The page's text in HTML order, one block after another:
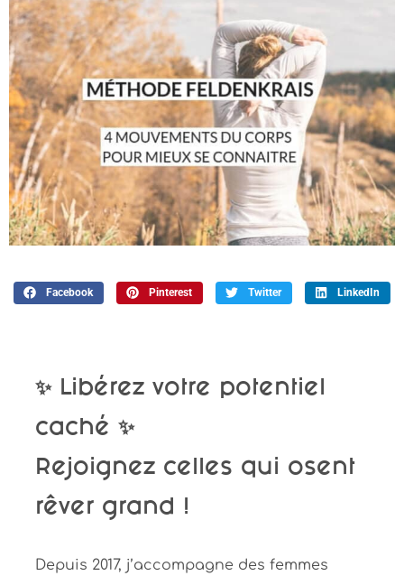
Facebook Pinterest Twitter LinkedIn
✨ Libérez votre potentiel
caché ✨
Rejoignez celles qui osent
rêver grand !
Depuis 2017, j’accompagne des femmes